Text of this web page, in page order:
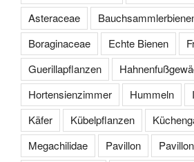
Asteraceae
Boraginaceae
Echte Bienen
Guerillapflanzen
Hortensienzimmer
Hummeln
Käfer
Kübelpflanzen
Megachilidae
Pavillon